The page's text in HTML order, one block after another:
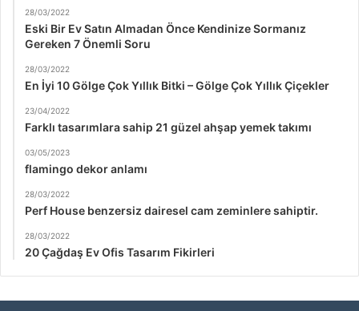
28/03/2022
Eski Bir Ev Satın Almadan Önce Kendinize Sormanız
Gereken 7 Önemli Soru
28/03/2022
En İyi 10 Gölge Çok Yıllık Bitki – Gölge Çok Yıllık Çiçekler
23/04/2022
Farklı tasarımlara sahip 21 güzel ahşap yemek takımı
03/05/2023
flamingo dekor anlamı
28/03/2022
Perf House benzersiz dairesel cam zeminlere sahiptir.
28/03/2022
20 Çağdaş Ev Ofis Tasarım Fikirleri